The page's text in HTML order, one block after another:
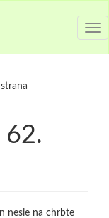
62.
nesie na chrbte